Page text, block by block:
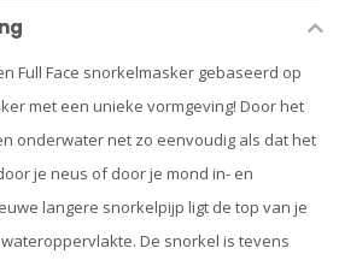
Full Face snorkelmasker gebaseerd op
met een unieke vormgeving! Door het
onderwater net zo eenvoudig als dat het
je neus of door je mond in- en
langere snorkelpijp ligt de top van je
De snorkel is tevens